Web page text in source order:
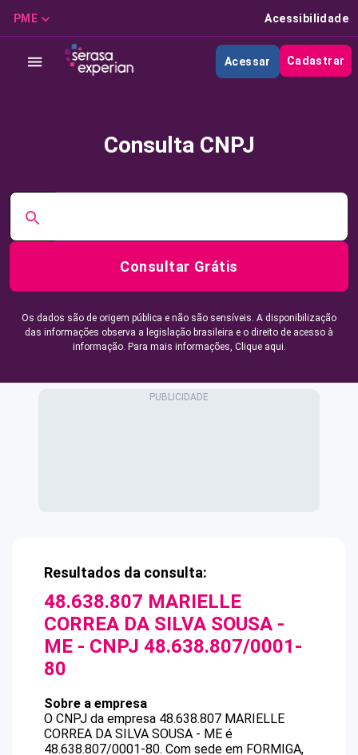
PME Acessibilidade
Acessar Cadastrar
Consulta CNPJ
Consultar Grátis
Os dados são de origem pública e não são sensíveis. A disponibilização
das informações observa a legislação brasileira e o direito de acesso à
informação. Para mais informações, Clique aqui.
Resultados da consulta:
48.638.807 MARIELLE
CORREA DA SILVA SOUSA -
ME - CNPJ 48.638.807/0001-
80
Sobre a empresa
O CNPJ da empresa 48.638.807 MARIELLE
CORREA DA SILVA SOUSA - ME é
48.638.807/0001-80. Com sede em FORMIGA,